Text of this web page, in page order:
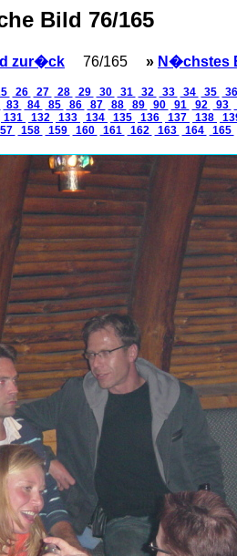
Bild 76/165
zur�ck 76/165 » N�chstes
26 27 28 29 30 31 32 33 34 35 36
83 84 85 86 87 88 89 90 91 92 93
131 132 133 134 135 136 137 138
158 159 160 161 162 163 164 165